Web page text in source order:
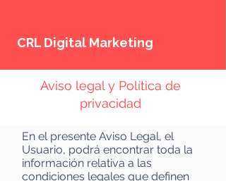
CRL Digital Marketing
Aviso legal y Política de
privacidad
En el presente Aviso Legal, el
Usuario, podrá encontrar toda la
información relativa a las
condiciones legales que definen